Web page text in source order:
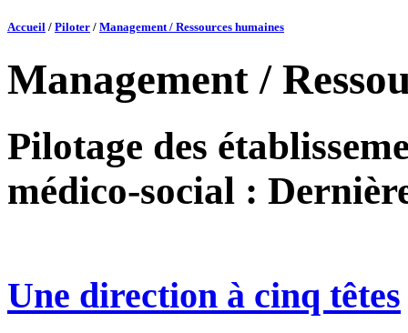
Accueil / Piloter / Management / Ressources humaines
Management /
Pilotage des
médico-social :
Une direction à cinq têtes